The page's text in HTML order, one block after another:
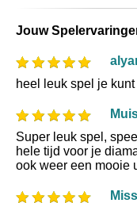
Jouw
heel leuk spel je
Super leuk spel,
hele tijd voor je
ook weer een mooie